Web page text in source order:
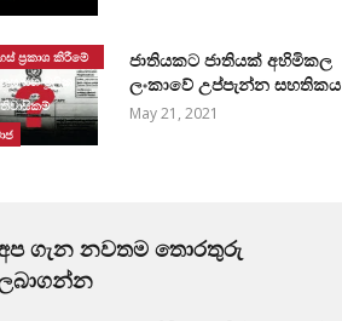
ප්‍රකාශ කිරීමේ
සහ මූලික
ජාතියකට ජාතියක් අහිමිකල
ලංකාවේ උප්පැන්න සහතිකය
May 21, 2021
ගැන නවතම තොරතුරු